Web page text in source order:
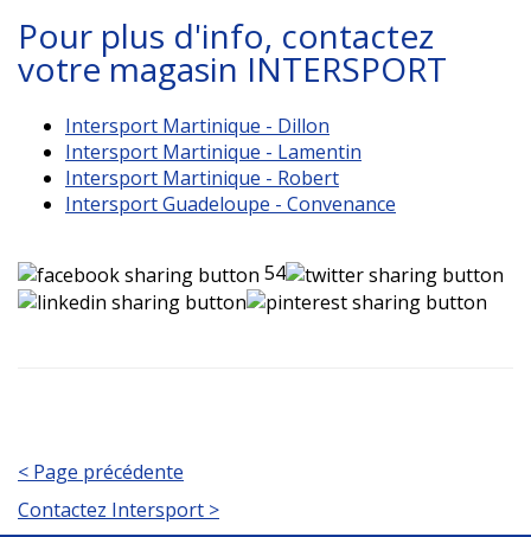
Pour plus d'info, contactez
votre magasin INTERSPORT
Intersport Martinique - Dillon
Intersport Martinique - Lamentin
Intersport Martinique - Robert
Intersport Guadeloupe - Convenance
54
< Page précédente
Contactez Intersport >